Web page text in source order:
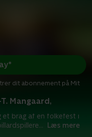
Mangaard,
et brag af en folkefest i
... Læs mere
dit abonnement på Mit